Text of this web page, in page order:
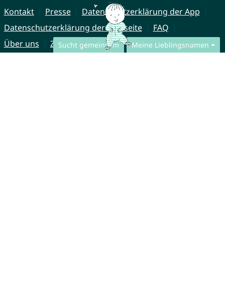
Sucht gemeinsam Meine Lieblingsnamen
Kontakt Presse
Datenschutzerklärung der App
Datenschutzerklärung der Webseite
FAQ
Über uns
Zusammenarbeit Impressum